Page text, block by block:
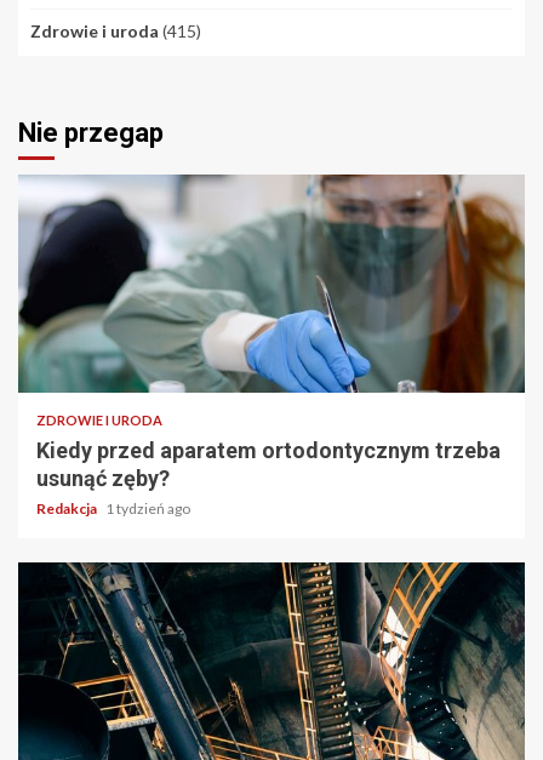
Zdrowie i uroda (415)
Nie przegap
ZDROWIE I URODA
Kiedy przed aparatem ortodontycznym trzeba
usunąć zęby?
Redakcja 1 tydzień ago